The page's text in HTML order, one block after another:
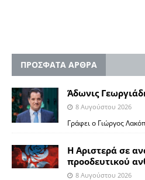
ΠΡΟΣΦΑΤΑ ΑΡΘΡΑ
Άδωνις
8 Αυγούστου 2026
Γράφει ο Γιώργος
Η Αριστερά σε
προοδευτικού
8 Αυγούστου 2026